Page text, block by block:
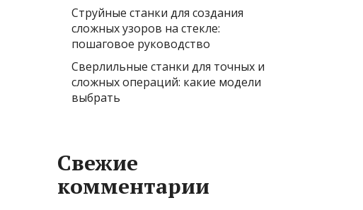
Струйные станки для создания
сложных узоров на стекле:
пошаговое руководство
Сверлильные станки для точных и
сложных операций: какие модели
выбрать
Свежие
комментарии